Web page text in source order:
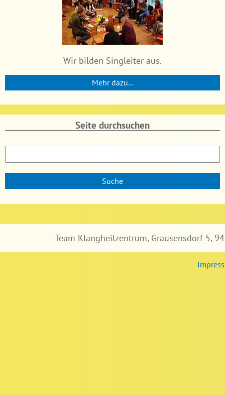
Wir bilden Singleiter aus.
Mehr dazu...
Seite durchsuchen
S
c
Team Klangheilzentrum, Grausensdorf 5,